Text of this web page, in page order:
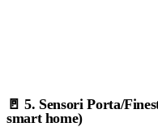
🚪 5. Sensori Porta/
smart home)